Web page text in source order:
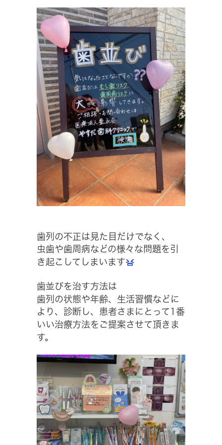
歯列の不正は見た目だけでなく、
虫歯や歯周病などの様々な問題を引
き起こしてしまいます
歯並びを治す方法は
歯列の状態や年齢、生活習慣などに
より、診断し、患者さまにとって1番
いい治療方法をご提案させて頂きま
す。